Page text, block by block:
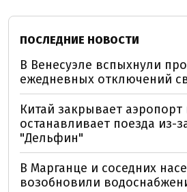
ПОСЛЕДНИЕ НОВОСТИ
В Венесуэле вспыхнули
ежедневных отключений
Китай закрывает аэропорт
останавливает поезда из-
"Дельфин"
В Марганце и соседних
возобновили